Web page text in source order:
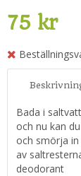
75 kr
Bada i
och nu kan
och smörja
av
deodorant